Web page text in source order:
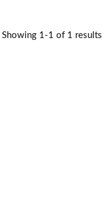
Showing 1-1 of 1 results